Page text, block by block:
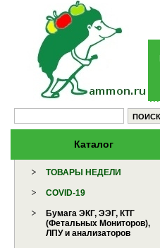
Каталог
ТОВАРЫ НЕДЕЛИ
COVID-19
Бумага ЭКГ, ЭЭГ, КТГ
(Фетальных Мониторов),
ЛПУ и анализаторов